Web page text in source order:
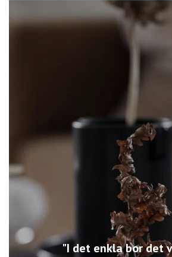
"I det enkla bor det